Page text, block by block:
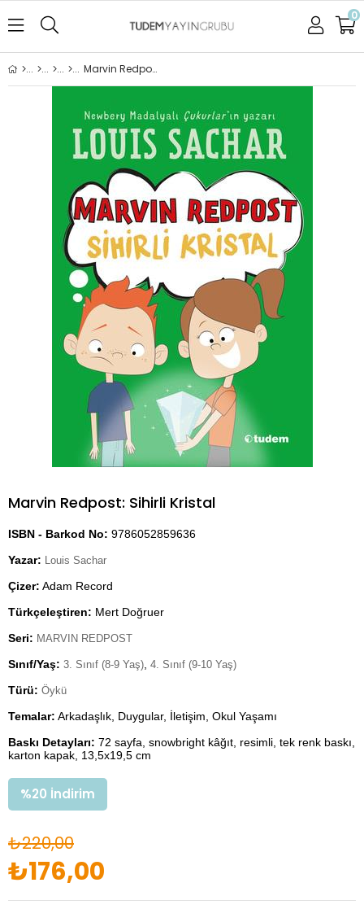
0
Marvin Redpost: Sihirli Kristal
Marvin Redpost: Sihirli Kristal
ISBN - Barkod No: 9786052859636
Yazar: Louis Sachar
Çizer: Adam Record
Türkçeleştiren: Mert Doğruer
Seri: MARVIN REDPOST
Sınıf/Yaş: 3. Sınıf (8-9 Yaş) 4. Sınıf (9-10 Yaş)
Türü: Öykü
Temalar: Arkadaşlık, Duygular, İletişim, Okul Yaşamı
Baskı Detayları: 72 sayfa, snowbright kâğıt, resimli, tek renk baskı,
karton kapak, 13,5x19,5 cm
%20 İndirim
₺220,00
₺176,00